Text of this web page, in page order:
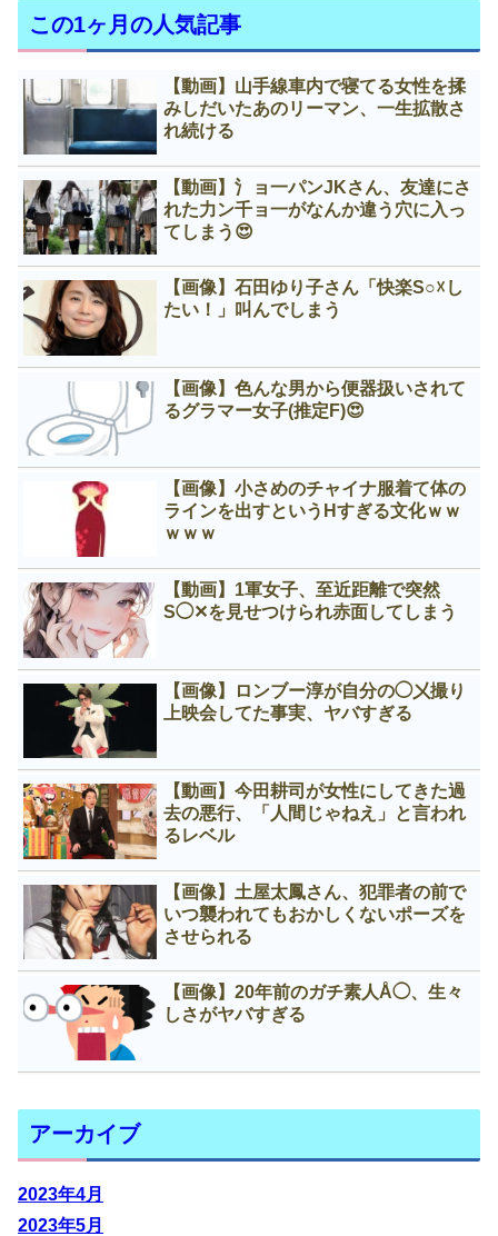
この1ヶ月の人気記事
【動画】山手線車内で寝てる女性を揉
みしだいたあのリーマン、一生拡散さ
れ続ける
【動画】氵ョ一パンJKさん、友達にさ
れた力ン千ョ一がなんか違う穴に入っ
てしまう😍
【画像】石田ゆり子さん「快楽S○☓し
たい！」叫んでしまう
【画像】色んな男から便器扱いされて
るグラマー女子(推定F)😍
【画像】小さめのチャイナ服着て体の
ラインを出すというНすぎる文化ｗｗ
ｗｗｗ
【動画】1軍女子、至近距離で突然
S◯✕を見せつけられ赤面してしまう
【画像】ロンブー淳が自分の◯㐅撮り
上映会してた事実、ヤバすぎる
【動画】今田耕司が女性にしてきた過
去の悪行、「人間じゃねえ」と言われ
るレベル
【画像】土屋太鳳さん、犯罪者の前で
いつ襲われてもおかしくないポーズを
させられる
【画像】20年前のガチ素人Å◯、生々
しさがヤバすぎる
アーカイブ
2023年4月
2023年5月